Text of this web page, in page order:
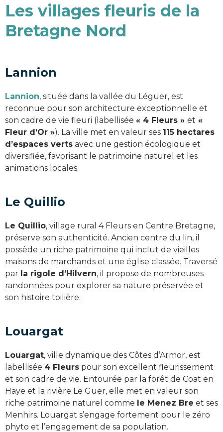
Les villages fleuris de la
Bretagne Nord
Lannion
Lannion, située dans la vallée du Léguer, est
reconnue pour son architecture exceptionnelle et
son cadre de vie fleuri (labellisée « 4 Fleurs » et «
Fleur d’Or »). La ville met en valeur ses 115 hectares
d’espaces verts avec une gestion écologique et
diversifiée, favorisant le patrimoine naturel et les
animations locales.
Le Quillio
Le Quillio, village rural 4 Fleurs en Centre Bretagne,
préserve son authenticité. Ancien centre du lin, il
possède un riche patrimoine qui inclut de vieilles
maisons de marchands et une église classée. Traversé
par la rigole d’Hilvern, il propose de nombreuses
randonnées pour explorer sa nature préservée et
son histoire toilière.
Louargat
Louargat, ville dynamique des Côtes d’Armor, est
labellisée 4 Fleurs pour son excellent fleurissement
et son cadre de vie. Entourée par la forêt de Coat en
Haye et la rivière Le Guer, elle met en valeur son
riche patrimoine naturel comme le Menez Bre et ses
Menhirs. Louargat s’engage fortement pour le zéro
phyto et l’engagement de sa population.